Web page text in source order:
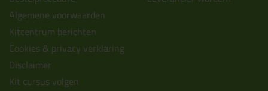
Algemene voorwaarden
Kitcentrum berichten
Cookies & privacy verklaring
Disclaimer
Kit cursus volgen